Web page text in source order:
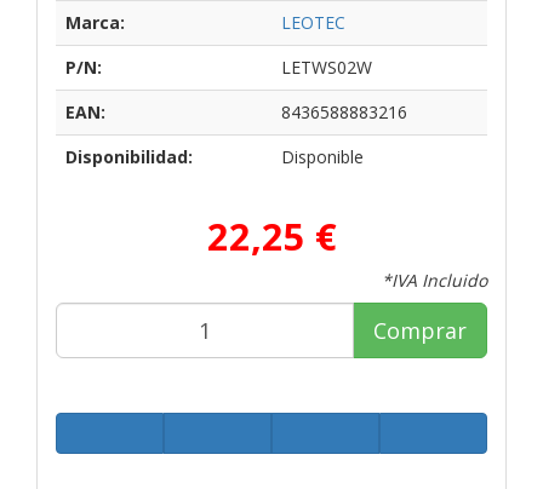
Marca:
LEOTEC
P/N:
LETWS02W
EAN:
8436588883216
Disponibilidad:
Disponible
22,25 €
*IVA Incluido
Comprar